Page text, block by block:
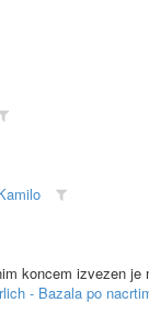
koncem izvezen
- Bazala po